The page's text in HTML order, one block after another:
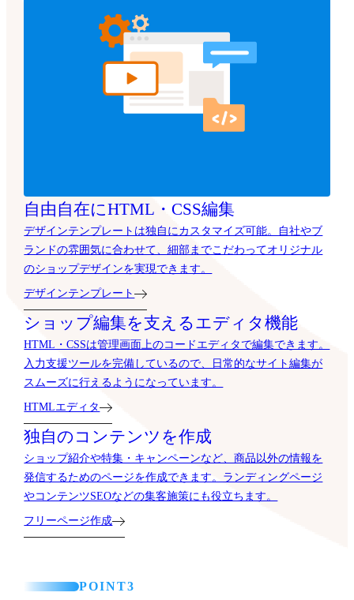
自由自在にHTML・CSS編集
デザインテンプレートは独自にカスタマイズ可能。自社やブ
ランドの雰囲気に合わせて、細部までこだわってオリジナル
のショップデザインを実現できます。
デザインテンプレート
ショップ編集を支えるエディタ機能
HTML・CSSは管理画面上のコードエディタで編集できます。
入力支援ツールを完備しているので、日常的なサイト編集が
スムーズに行えるようになっています。
HTMLエディタ
独自のコンテンツを作成
ショップ紹介や特集・キャンペーンなど、商品以外の情報を
発信するためのページを作成できます。ランディングページ
やコンテンツSEOなどの集客施策にも役立ちます。
フリーページ作成
POINT3